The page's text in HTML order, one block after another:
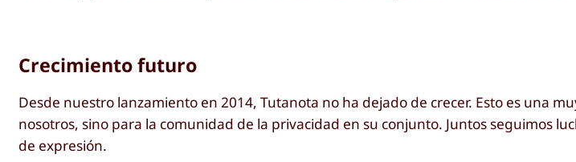
Crecimiento futuro
Desde nuestro lanzamiento en 2014, Tutanota no ha dejado de crecer. Esto es una
nosotros, sino para la comunidad de la privacidad en su conjunto. Juntos seguimos
de expresión.